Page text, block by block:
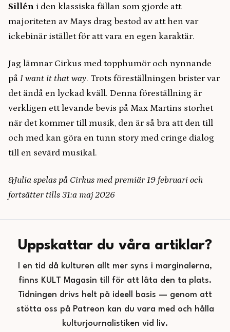
Sillén i den klassiska fällan som gjorde att
majoriteten av Mays drag bestod av att hen var
ickebinär istället för att vara en egen karaktär.
Jag lämnar Cirkus med topphumör och nynnande
på I want it that way. Trots föreställningen brister var
det ändå en lyckad kväll. Denna föreställning är
verkligen ett levande bevis på Max Martins storhet
när det kommer till musik, den är så bra att den till
och med kan göra en tunn story med cringe dialog
till en sevärd musikal.
&Julia spelas på Cirkus med premiär 19 februari och
fortsätter tills 31:a maj 2026
Uppskattar du våra artiklar?
I en tid då kulturen allt mer syns i marginalerna,
finns KULT Magasin till för att låta den ta plats.
Tidningen drivs helt på ideell basis — genom att
stötta oss på Patreon kan du vara med och hålla
kulturjournalistiken vid liv.